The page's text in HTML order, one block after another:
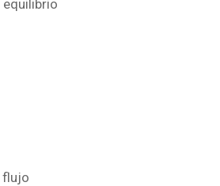
flujo